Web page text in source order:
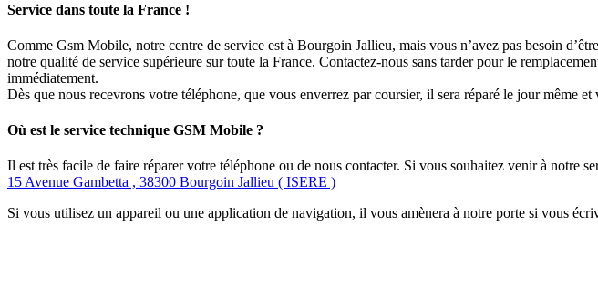
Service dans toute la France !
Comme Gsm Mobile, notre centre de service est à Bourgoin Jallieu, mais vous n’avez pas besoin
notre qualité de service supérieure sur toute la France. Contactez-nous sans tarder pour le
immédiatement.
Dès que nous recevrons votre téléphone, que vous enverrez par coursier, il sera réparé le jour même
Où est le service technique GSM Mobile ?
Il est très facile de faire réparer votre téléphone ou de nous contacter. Si vous souhaitez venir à notre
15 Avenue Gambetta , 38300 Bourgoin Jallieu ( ISERE )
Si vous utilisez un appareil ou une application de navigation, il vous amènera à notre porte si vous